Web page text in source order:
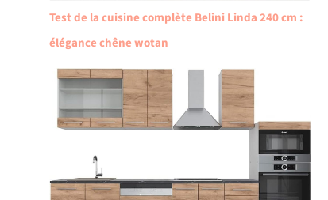
Test de la cuisine complète Belini Linda 240 cm :
élégance chêne wotan